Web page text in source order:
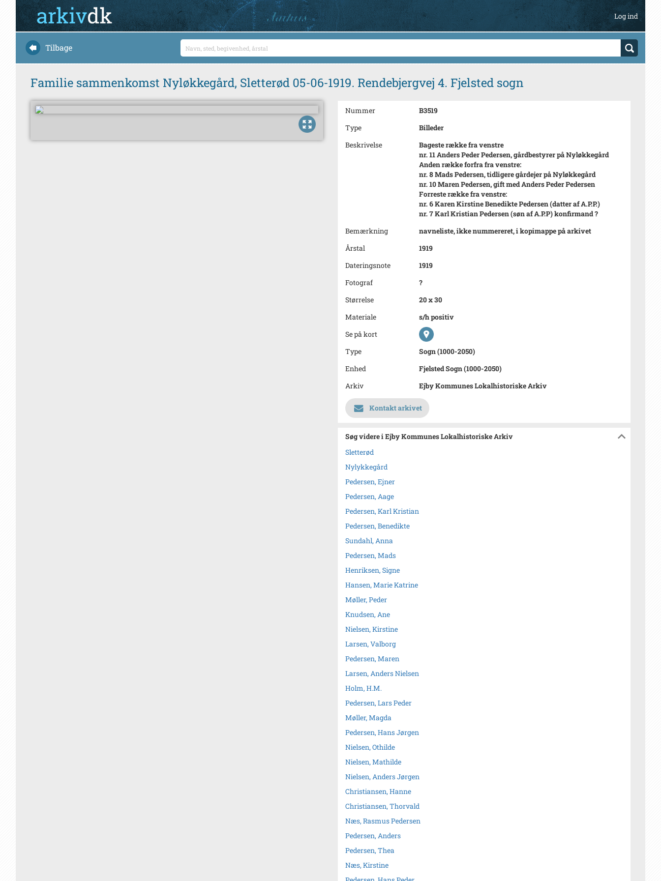
Log ind
Tilbage
Familie sammenkomst Nyløkkegård, Sletterød 05-06-1919. Rendebjergvej 4. Fjelsted sogn
Nummer
B3519
Type
Billeder
Beskrivelse
Bageste række fra venstre
nr. 11 Anders Peder Pedersen, gårdbestyrer på Nyløkkegård
Anden række forfra fra venstre:
nr. 8 Mads Pedersen, tidligere gårdejer på Nyløkkegård
nr. 10 Maren Pedersen, gift med Anders Peder Pedersen
Forreste række fra venstre:
nr. 6 Karen Kirstine Benedikte Pedersen (datter af A.P.P.)
nr. 7 Karl Kristian Pedersen (søn af A.P.P) konfirmand ?
Bemærkning
navneliste, ikke nummereret, i kopimappe på arkivet
Årstal
1919
Dateringsnote
1919
Fotograf
?
Størrelse
20 x 30
Materiale
s/h positiv
Se på kort
Type
Sogn (1000-2050)
Enhed
Fjelsted Sogn (1000-2050)
Arkiv
Ejby Kommunes Lokalhistoriske Arkiv
Kontakt arkivet
Søg videre i Ejby Kommunes Lokalhistoriske Arkiv
Sletterød
Nylykkegård
Pedersen, Ejner
Pedersen, Aage
Pedersen, Karl Kristian
Pedersen, Benedikte
Sundahl, Anna
Pedersen, Mads
Henriksen, Signe
Hansen, Marie Katrine
Møller, Peder
Knudsen, Ane
Nielsen, Kirstine
Larsen, Valborg
Pedersen, Maren
Larsen, Anders Nielsen
Holm, H.M.
Pedersen, Lars Peder
Møller, Magda
Pedersen, Hans Jørgen
Nielsen, Othilde
Nielsen, Mathilde
Nielsen, Anders Jørgen
Christiansen, Hanne
Christiansen, Thorvald
Næs, Rasmus Pedersen
Pedersen, Anders
Pedersen, Thea
Næs, Kirstine